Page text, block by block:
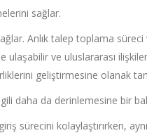
sağlar.
Anlık talep toplama
ve uluslararası
geliştirmesine olanak
daha da derinlemesine bir
sürecini kolaylaştırırken,